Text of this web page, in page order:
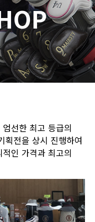
선한 최고 등급의
획전을 상시 진행하여
인 가격과 최고의